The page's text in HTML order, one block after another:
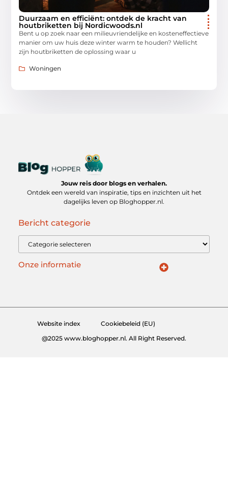
Duurzaam en efficiënt: ontdek de kracht van
houtbriketten bij Nordicwoods.nl
Bent u op zoek naar een milieuvriendelijke en kosteneffectieve
manier om uw huis deze winter warm te houden? Wellicht
zijn houtbriketten de oplossing waar u
Woningen
Jouw reis door blogs en verhalen.
Ontdek een wereld van inspiratie, tips en inzichten uit het
dagelijks leven op Bloghopper.nl.
Bericht categorie
Onze informatie
Website index
Cookiebeleid (EU)
@2025 www.bloghopper.nl. All Right Reserved.